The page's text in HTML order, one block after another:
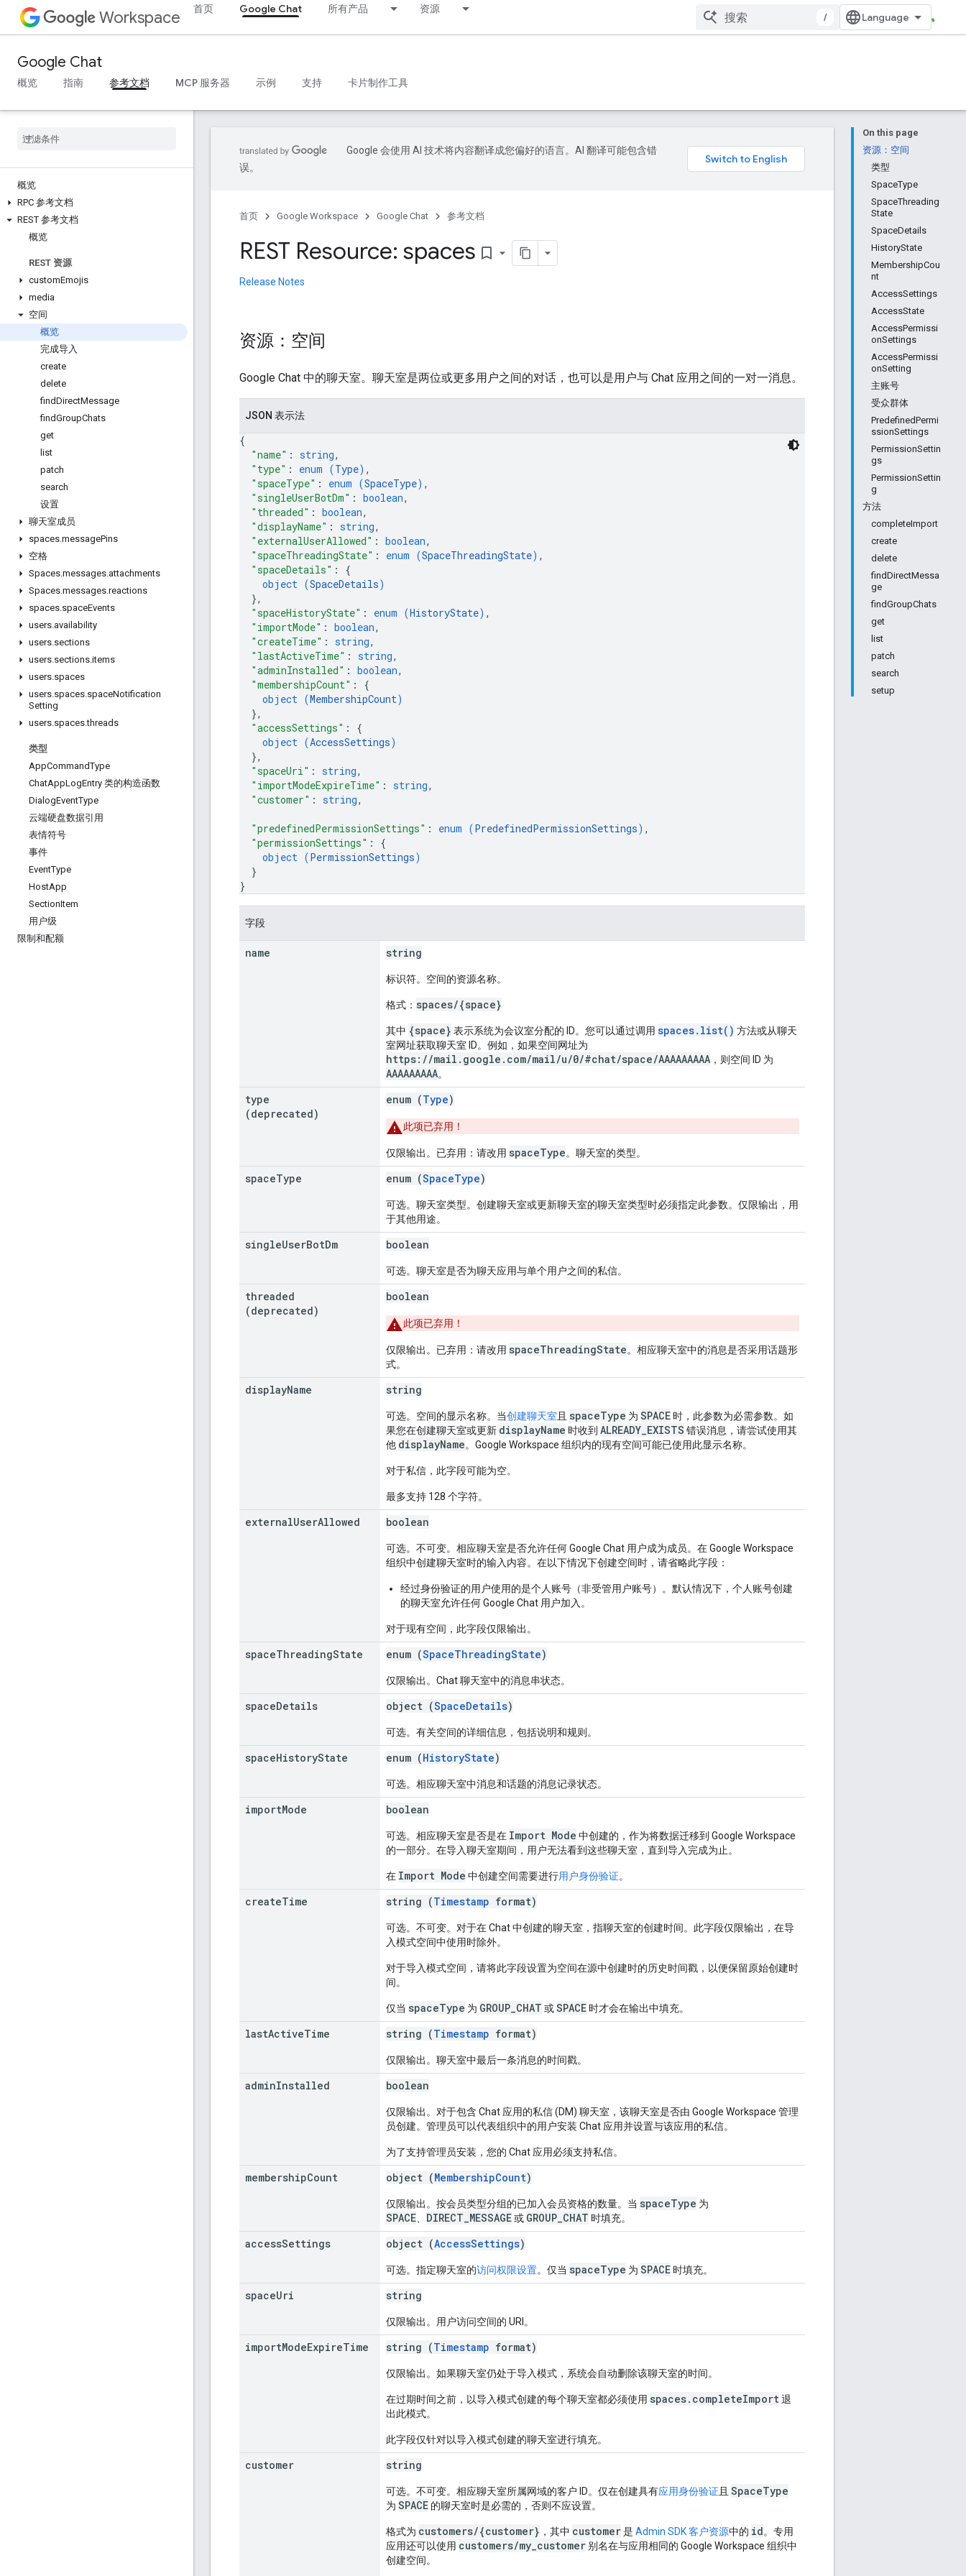
Workspace 首页 Google Chat 所有产品 资源
/
Google Chat
概览 指南 参考文档 MCP 服务器 示例 支持 卡片制作工具
概览
RPC 参考文档
REST 参考文档
概览
REST 资源
customEmojis
media
空间
概览
完成导入
create
delete
findDirectMessage
findGroupChats
get
list
patch
search
设置
聊天室成员
spaces.messagePins
空格
Spaces.messages.attachments
Spaces.messages.reactions
spaces.spaceEvents
users.availability
users.sections
users.sections.items
users.spaces
users.spaces.spaceNotification
Setting
users.spaces.threads
类型
AppCommandType
ChatAppLogEntry 类的构造函数
DialogEventType
云端硬盘数据引用
表情符号
事件
EventType
HostApp
SectionItem
用户级
限制和配额
On this page
资源：空间
类型
SpaceType
SpaceThreading
State
SpaceDetails
HistoryState
MembershipCou
nt
AccessSettings
AccessState
AccessPermissi
onSettings
AccessPermissi
onSetting
主账号
受众群体
PredefinedPermi
ssionSettings
PermissionSettin
gs
PermissionSettin
g
方法
completeImport
create
delete
findDirectMessa
ge
findGroupChats
get
list
patch
search
setup
Google 会使用 AI 技术将内容翻译成您偏好的语言。AI 翻译可能包含错
误。
首页 Google Workspace Google Chat 参考文档
REST Resource: spaces bookmark_border
Release Notes
资源：空间
Google Chat 中的聊天室。聊天室是两位或更多用户之间的对话，也可以是用户与 Chat 应用之间的一对一消息。
JSON 表示法
{
"name" : string,
"type" : enum (Type) ,
"spaceType" : enum (SpaceType) ,
"singleUserBotDm" : boolean,
"threaded" : boolean,
"displayName" : string,
"externalUserAllowed" : boolean,
"spaceThreadingState" : enum (SpaceThreadingState) ,
"spaceDetails" : {
object (SpaceDetails)
},
"spaceHistoryState" : enum (HistoryState) ,
"importMode" : boolean,
"createTime" : string,
"lastActiveTime" : string,
"adminInstalled" : boolean,
"membershipCount" : {
object (MembershipCount)
},
"accessSettings" : {
object (AccessSettings)
},
"spaceUri" : string,
"importModeExpireTime" : string,
"customer" : string,
"predefinedPermissionSettings" : enum (PredefinedPermissionSettings) ,
"permissionSettings" : {
object (PermissionSettings)
}
}
字段
name string
标识符。空间的资源名称。
格式： spaces/{space}
其中 {space} 表示系统为会议室分配的 ID。您可以通过调用 spaces.list() 方法或从聊天
室网址获取聊天室 ID。例如，如果空间网址为
https://mail.google.com/mail/u/0/#chat/space/AAAAAAAAA ，则空间 ID 为
AAAAAAAAA。
type
(deprecated)
enum (Type)
此项已弃用！
仅限输出。已弃用：请改用 spaceType。聊天室的类型。
spaceType enum (SpaceType)
可选。聊天室类型。创建聊天室或更新聊天室的聊天室类型时必须指定此参数。仅限输出，用
于其他用途。
singleUserBotDm boolean
可选。聊天室是否为聊天应用与单个用户之间的私信。
threaded
(deprecated)
boolean
此项已弃用！
仅限输出。已弃用：请改用 spaceThreadingState。相应聊天室中的消息是否采用话题形
式。
displayName string
可选。空间的显示名称。当创建聊天室 且 spaceType 为 SPACE 时，此参数为必需参数。如
果您在创建聊天室或更新 displayName 时收到 ALREADY_EXISTS 错误消息，请尝试使用其
他 displayName。Google Workspace 组织内的现有空间可能已使用此显示名称。
对于私信，此字段可能为空。
最多支持 128 个字符。
externalUserAllowed boolean
可选。不可变。相应聊天室是否允许任何 Google Chat 用户成为成员。在 Google Workspace
组织中创建聊天室时的输入内容。在以下情况下创建空间时，请省略此字段：
经过身份验证的用户使用的是个人账号（非受管用户账号）。默认情况下，个人账号创建
的聊天室允许任何 Google Chat 用户加入。
对于现有空间，此字段仅限输出。
spaceThreadingState enum (SpaceThreadingState)
仅限输出。Chat 聊天室中的消息串状态。
spaceDetails object (SpaceDetails)
可选。有关空间的详细信息，包括说明和规则。
spaceHistoryState enum (HistoryState)
可选。相应聊天室中消息和话题的消息记录状态。
importMode boolean
可选。相应聊天室是否是在 Import Mode 中创建的，作为将数据迁移到 Google Workspace
的一部分。在导入聊天室期间，用户无法看到这些聊天室，直到导入完成为止。
在 Import Mode 中创建空间需要进行用户身份验证。
createTime string (Timestamp format)
可选。不可变。对于在 Chat 中创建的聊天室，指聊天室的创建时间。此字段仅限输出，在导
入模式空间中使用时除外。
对于导入模式空间，请将此字段设置为空间在源中创建时的历史时间戳，以便保留原始创建时
间。
仅当 spaceType 为 GROUP_CHAT 或SPACE 时才会在输出中填充。
lastActiveTime string (Timestamp format)
仅限输出。聊天室中最后一条消息的时间戳。
adminInstalled boolean
仅限输出。对于包含 Chat 应用的私信 (DM) 聊天室，该聊天室是否由 Google Workspace 管理
员创建。管理员可以代表组织中的用户安装 Chat 应用并设置与该应用的私信。
为了支持管理员安装，您的 Chat 应用必须支持私信。
membershipCount object (MembershipCount)
仅限输出。按会员类型分组的已加入会员资格的数量。当 spaceType 为
SPACE DIRECT_MESSAGE或 GROUP_CHAT 时填充。
accessSettings object (AccessSettings)
可选。指定聊天室的访问权限设置。仅当 spaceType 为 SPACE 时填充。
spaceUri string
仅限输出。用户访问空间的 URI。
importModeExpireTime string (Timestamp format)
仅限输出。如果聊天室仍处于导入模式，系统会自动删除该聊天室的时间。
在过期时间之前，以导入模式创建的每个聊天室都必须使用 spaces.completeImport退
出此模式。
此字段仅针对以导入模式创建的聊天室进行填充。
customer string
可选。不可变。相应聊天室所属网域的客户 ID。仅在创建具有应用身份验证 且 SpaceType
为 SPACE 的聊天室时是必需的，否则不应设置。
格式为 customers/{customer} ，其中 customer是 Admin SDK 客户资源中的 id。专用
应用还可以使用 customers/my_customer别名在与应用相同的 Google Workspace 组织中
创建空间。